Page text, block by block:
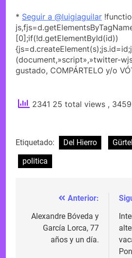
* Seguir a @luigiaguilar
[0];if(!d.getElementById(id))
(document,»script»,»twitter-
gustado, COMPÁRTELO y/o
2341 25 total views ,
Etiquetado: Del Hierro Gürtel
politica
Navegación
de
entradas
Anterior:
Alexandre Bóveda y
García Lorca, 77
años y un día.